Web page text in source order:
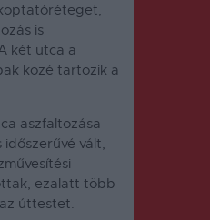
is
két utca a
közé tartozik a
aszfaltozása
időszerűvé vált,
ezalatt több
úttestet.